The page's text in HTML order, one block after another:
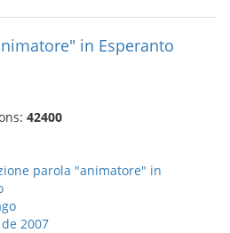
in Esperanto
42400
parola "animatore" in
2007